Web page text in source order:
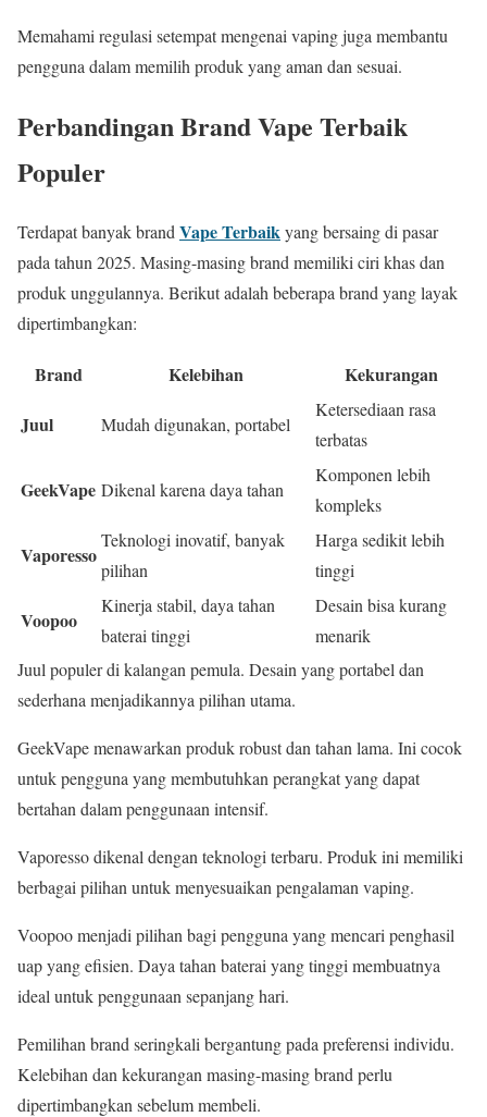
Memahami regulasi setempat mengenai vaping juga membantu
pengguna dalam memilih produk yang aman dan sesuai.
Perbandingan Brand Vape Terbaik
Populer
Terdapat banyak brand Vape Terbaikyang bersaing di pasar
pada tahun 2025. Masing-masing brand memiliki ciri khas dan
produk unggulannya. Berikut adalah beberapa brand yang layak
dipertimbangkan:
Brand Kelebihan
Kekurangan
Juul
Mudah digunakan, portabel
Ketersediaan rasa
terbatas
GeekVape Dikenal karena daya tahan
Komponen lebih
kompleks
Vaporesso
Teknologi inovatif, banyak
pilihan
Harga sedikit lebih
tinggi
Voopoo
Kinerja stabil, daya tahan
baterai tinggi
Desain bisa kurang
menarik
Juul populer di kalangan pemula. Desain yang portabel dan
sederhana menjadikannya pilihan utama.
GeekVape menawarkan produk robust dan tahan lama. Ini cocok
untuk pengguna yang membutuhkan perangkat yang dapat
bertahan dalam penggunaan intensif.
Vaporesso dikenal dengan teknologi terbaru. Produk ini memiliki
berbagai pilihan untuk menyesuaikan pengalaman vaping.
Voopoo menjadi pilihan bagi pengguna yang mencari penghasil
uap yang efisien. Daya tahan baterai yang tinggi membuatnya
ideal untuk penggunaan sepanjang hari.
Pemilihan brand seringkali bergantung pada preferensi individu.
Kelebihan dan kekurangan masing-masing brand perlu
dipertimbangkan sebelum membeli.